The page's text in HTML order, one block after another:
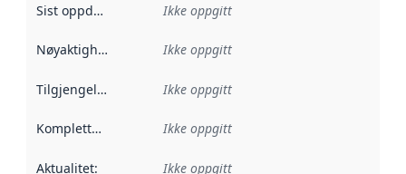
Sist oppdatert Ikke oppgitt
Nøyaktighet Ikke oppgitt
Tilgjengelighet Ikke oppgitt
Kompletthet Ikke oppgitt
Aktualitet: Ikke oppgitt